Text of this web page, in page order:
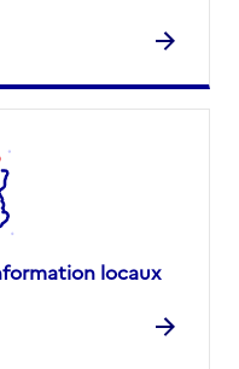
locaux